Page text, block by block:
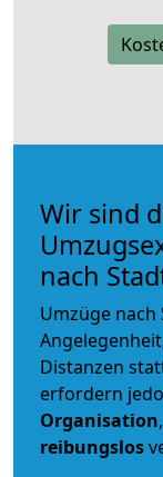
Wir sind
nach
Umzüge
Distanzen
erfordern
Organisation
reibungslos